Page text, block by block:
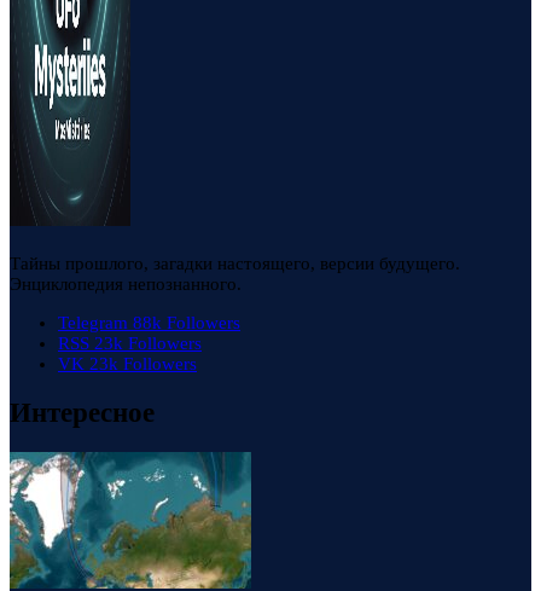
Тайны прошлого, загадки настоящего, версии будущего.
Энциклопедия непознанного.
Telegram 88k Followers
RSS 23k Followers
VK 23k Followers
Интересное